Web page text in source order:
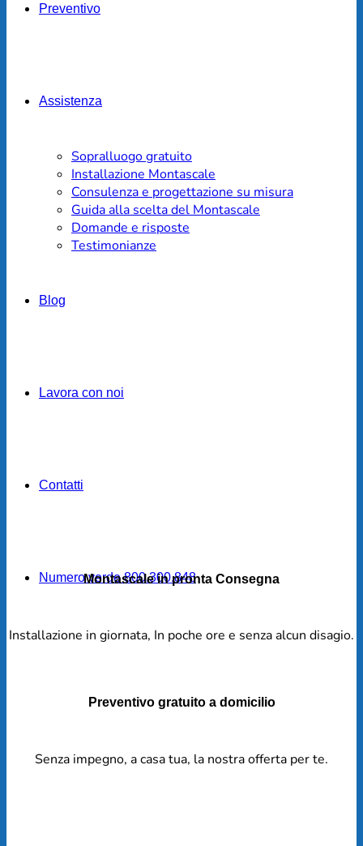
Preventivo
Assistenza
Sopralluogo gratuito
Installazione Montascale
Consulenza e progettazione su misura
Guida alla scelta del Montascale
Domande e risposte
Testimonianze
Blog
Lavora con noi
Contatti
Numero verde 800.300.848
Montascale in pronta Consegna
Installazione in giornata, In poche ore e senza alcun disagio.
Preventivo gratuito a domicilio
Senza impegno, a casa tua, la nostra offerta per te.